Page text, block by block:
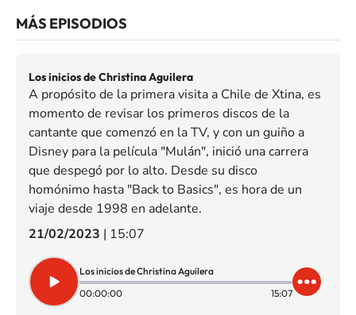
MÁS EPISODIOS
Los inicios de Christina Aguilera
A propósito de la primera visita a Chile de Xtina, es
momento de revisar los primeros discos de la
cantante que comenzó en la TV, y con un guiño a
Disney para la película "Mulán", inició una carrera
que despegó por lo alto. Desde su disco
homónimo hasta "Back to Basics", es hora de un
viaje desde 1998 en adelante.
21/02/2023 | 15:07
Los inicios de Christina Aguilera
00:00:00
15:07